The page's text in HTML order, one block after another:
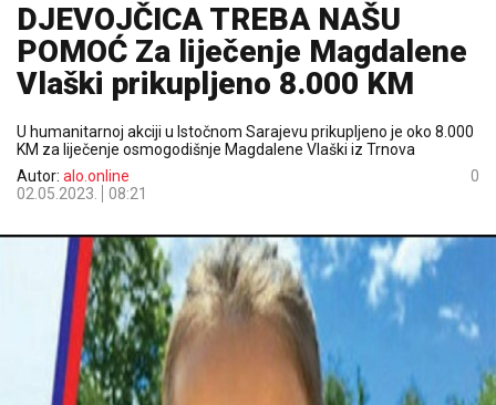
DJEVOJČICA TREBA NAŠU
POMOĆ Za liječenje Magdalene
Vlaški prikupljeno 8.000 KM
U humanitarnoj akciji u Istočnom Sarajevu prikupljeno je oko 8.000
KM za liječenje osmogodišnje Magdalene Vlaški iz Trnova
Autor: alo.online
02.05.2023.
08:21
0